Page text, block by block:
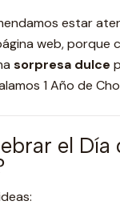
estar
web, porque
sorpresa dulce
1 Año de
el Día